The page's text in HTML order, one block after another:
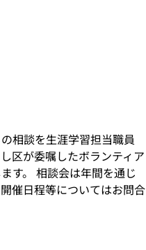
相談を生涯学習担当職員
区が委嘱したボランティア
す。 相談会は年間を通じ
催日程等についてはお問合